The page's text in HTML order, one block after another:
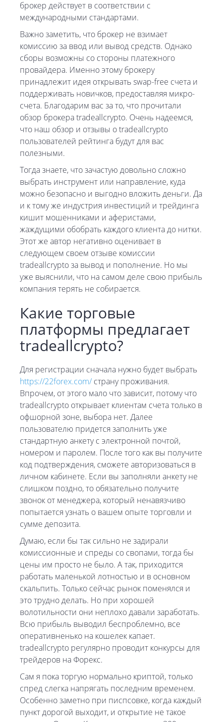
брокер действует в соответствии с
международными стандартами.
Важно заметить, что брокер не взимает
комиссию за ввод или вывод средств. Однако
сборы возможны со стороны платежного
провайдера. Именно этому брокеру
принадлежит идея открывать swap-free счета и
поддерживать новичков, предоставляя микро-
счета. Благодарим вас за то, что прочитали
обзор брокера tradeallcrypto. Очень надеемся,
что наш обзор и отзывы о tradeallcrypto
пользователей рейтинга будут для вас
полезными.
Тогда знаете, что зачастую довольно сложно
выбрать инструмент или направление, куда
можно безопасно и выгодно вложить деньги. Да
и к тому же индустрия инвестиций и трейдинга
кишит мошенниками и аферистами,
жаждущими обобрать каждого клиента до нитки.
Этот же автор негативно оценивает в
следующем своем отзыве комиссии
tradeallcrypto за вывод и пополнение. Но мы
уже выяснили, что на самом деле свою прибыль
компания терять не собирается.
Какие торговые
платформы предлагает
tradeallcrypto?
Для регистрации сначала нужно будет выбрать
https://22forex.com/ страну проживания.
Впрочем, от этого мало что зависит, потому что
tradeallcrypto открывает клиентам счета только в
офшорной зоне, выбора нет. Далее
пользователю придется заполнить уже
стандартную анкету с электронной почтой,
номером и паролем. После того как вы получите
код подтверждения, сможете авторизоваться в
личном кабинете. Если вы заполняли анкету не
слишком поздно, то обязательно получите
звонок от менеджера, который ненавязчиво
попытается узнать о вашем опыте торговли и
сумме депозита.
Думаю, если бы так сильно не задирали
комиссионные и спреды со свопами, тогда бы
цены им просто не было. А так, приходится
работать маленькой лотностью и в основном
скальпить. Только сейчас рынок поменялся и
это трудно делать. Но при хорошей
волотильности они неплохо давали заработать.
Всю прибыль выводил беспроблемно, все
оперативненько на кошелек капает.
tradeallcrypto регулярно проводит конкурсы для
трейдеров на Форекс.
Сам я пока торгую нормально криптой, только
спред слегка напрягать последним временем.
Особенно заметно при писпсовке, когда каждый
пункт дорогой выходит, и открытие не такое